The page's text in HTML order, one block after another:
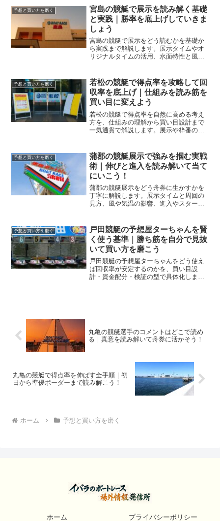
予想と買い方を磨く
宮島の競艇で展示を読み解く基礎
と実践｜勝率を底上げしていきま
しょう
宮島の競艇で展示をどう読むかを基礎か
ら実践まで解説します。展示タイムやオ
リジナルタイムの活用、水面特性と風向
げます。
予想と買い方を磨く
若松の競艇で得点率を攻略して回
収率を底上げ｜仕組みを読み筋を
買い目に変えよう
若松の競艇で得点率を自然に高める考え
方を、仕組みの理解から買い目設計まで
一気通貫で解説します。展示や枠番の癖
予想と買い方を磨く
蒲郡の競艇展示で強みを掴む実戦
術｜伸びと進入を読み解いて当て
にいこう！
蒲郡の競艇展示をどう舟券に生かすかを
丁寧に解説します。展示タイムと周回の
見方、風や気温の影響、進入やスタート
ックリストも付属します。
予想と買い方を磨く
戸田競艇の予想屋ターちゃんを賢
く使う基準｜勝ち筋を自分で見抜
いて買い方を磨こう
戸田競艇の予想屋ターちゃんをどう使え
ば回収率が安定するのかを、買い目設
計・資金配分・検証の型で具体化しま
丸亀の競艇選手のコメントはどこで読め
る｜真意を読み解いて舟券に活かそう！
丸亀の競艇で得点率を伸ばす全手順｜初
日から準優ボーダーまで読み解こう！
ホーム 予想と買い方を磨く
ホーム プライバシーポリシー